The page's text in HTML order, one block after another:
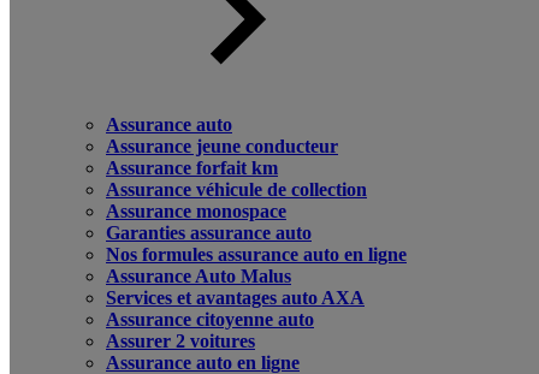
Assurance auto
Assurance jeune conducteur
Assurance forfait km
Assurance véhicule de collection
Assurance monospace
Garanties assurance auto
Nos formules assurance auto en ligne
Assurance Auto Malus
Services et avantages auto AXA
Assurance citoyenne auto
Assurer 2 voitures
Assurance auto en ligne